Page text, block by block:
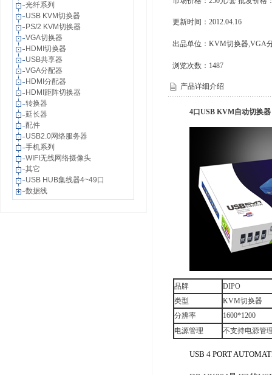
光纤系列
USB KVM切换器
PS/2 KVM切换器
VGA切换器
HDMI切换器
USB共享器
VGA分配器
HDMI分配器
HDMI距阵切换器
转换器
延长器
配件
USB2.0网络服务器
手机系列
WIFI无线网络摄像头
其它
USB HUB集线器4~49口
数据线
更新时间：2012.04.16
出品单位：KVM切换器,VGA
浏览次数： 1487
产品详细介绍
4口USB KVM自动切换器
品牌
DIPO
类型
KVM切换器
分辨率
1600*1200
电源管理
不支持电源管
USB 4 PORT